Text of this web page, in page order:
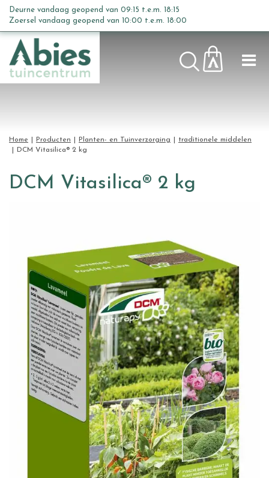
n
Home Producten Planten- en Tuinverzorging
traditionele middelen
DCM Vitasilica® 2 kg
Deurne vandaag geopend van 09:15 t.e.m. 18:15
Zoersel vandaag geopend van 10:00 t.e.m. 18:00
DCM Vitasilica® 2 kg